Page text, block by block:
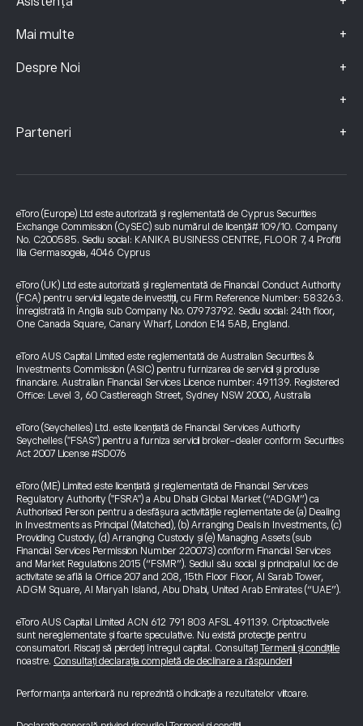
Mai multe +
Despre Noi +
+
Parteneri +
eToro (Europe) Ltd este autorizată și reglementată de Cyprus Securities
Exchange Commission (CySEC) sub numărul de licență# 109/10. Company
No. C200585. Sediu social: KANIKA BUSINESS CENTRE, FLOOR 7, 4 Profiti
Ilia Germasogeia, 4046 Cyprus
eToro (UK) Ltd este autorizată și reglementată de Financial Conduct Authority
(FCA) pentru servicii legate de investiții, cu Firm Reference Number: 583263.
Înregistrată în Anglia sub Company No. 07973792. Sediu social: 24th floor,
One Canada Square, Canary Wharf, London E14 5AB, England.
eToro AUS Capital Limited este reglementată de Australian Securities &
Investments Commission (ASIC) pentru furnizarea de servicii și produse
financiare. Australian Financial Services Licence number: 491139. Registered
Office: Level 3, 60 Castlereagh Street, Sydney NSW 2000, Australia
eToro (Seychelles) Ltd. este licențiată de Financial Services Authority
Seychelles ("FSAS") pentru a furniza servicii broker-dealer conform Securities
Act 2007 License #SD076
eToro (ME) Limited este licențiată și reglementată de Financial Services
Regulatory Authority ("FSRA") a Abu Dhabi Global Market (“ADGM”) ca
Authorised Person pentru a desfășura activitățile reglementate de (a) Dealing
in Investments as Principal (Matched), (b) Arranging Deals in Investments, (c)
Providing Custody, (d) Arranging Custody și (e) Managing Assets (sub
Financial Services Permission Number 220073) conform Financial Services
and Market Regulations 2015 (“FSMR”). Sediul său social și principalul loc de
activitate se află la Office 207 and 208, 15th Floor Floor, Al Sarab Tower,
ADGM Square, Al Maryah Island, Abu Dhabi, United Arab Emirates (“UAE”).
eToro AUS Capital Limited ACN 612 791 803 AFSL 491139. Criptoactivele
sunt nereglementate și foarte speculative. Nu există protecție pentru
consumatori. Riscați să pierdeți întregul capital. Consultați Termenii și condițiile
noastre. Consultați declarația completă de declinare a răspunderii
Performanța anterioară nu reprezintă o indicație a rezultatelor viitoare.